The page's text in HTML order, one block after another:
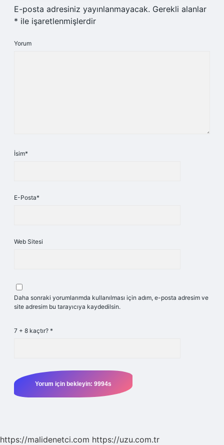
E-posta adresiniz yayınlanmayacak. Gerekli alanlar
* ile işaretlenmişlerdir
Yorum
İsim*
E-Posta*
Web Sitesi
Daha sonraki yorumlarımda kullanılması için adım, e-posta adresim ve
site adresim bu tarayıcıya kaydedilsin.
7 + 8 kaçtır? *
https://malidenetci.com https://uzu.com.tr